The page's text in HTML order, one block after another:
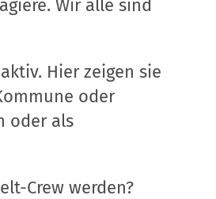
Wir alle sind
Hier zeigen sie
oder
oder als
Crew werden?